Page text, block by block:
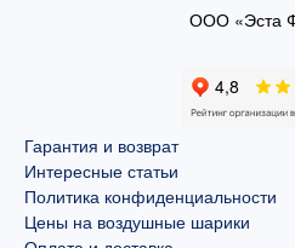
ООО «Эста
Гарантия и возврат
Интересные статьи
Политика конфиденциальности
Цены на воздушные шарики